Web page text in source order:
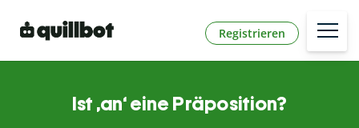
Registrieren
Ist ‚an‘ eine Präposition?